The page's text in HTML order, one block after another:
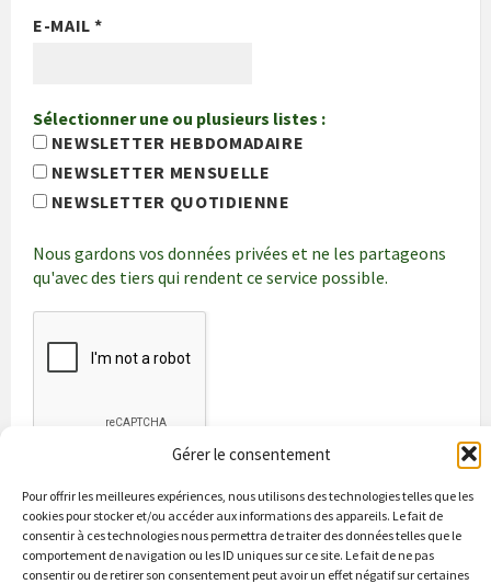
Gérer le consentement
Pour offrir les meilleures expériences, nous utilisons des technologies telles que les
cookies pour stocker et/ou accéder aux informations des appareils. Le fait de
consentir à ces technologies nous permettra de traiter des données telles que le
comportement de navigation ou les ID uniques sur ce site. Le fait de ne pas
consentir ou de retirer son consentement peut avoir un effet négatif sur certaines
E-MAIL*
Sélectionner une ou plusieurs listes :
NEWSLETTER HEBDOMADAIRE
NEWSLETTER MENSUELLE
NEWSLETTER QUOTIDIENNE
Nous gardons vos données privées et ne les partageons
qu'avec des tiers qui rendent ce service possible.